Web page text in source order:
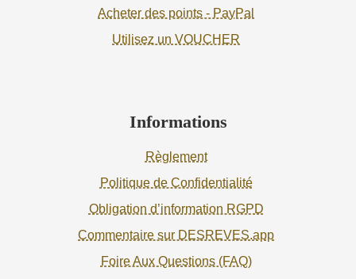
Acheter des points - PayPal
Utilisez un VOUCHER
Informations
Règlement
Politique de Confidentialité
Obligation d’information RGPD
Commentaire sur DESREVES.app
Foire Aux Questions (FAQ)